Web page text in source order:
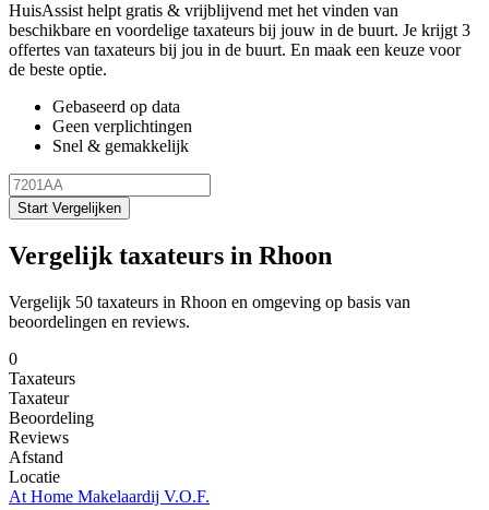
HuisAssist helpt gratis & vrijblijvend met het vinden van
beschikbare en voordelige taxateurs bij jouw in de buurt. Je krijgt 3
offertes van taxateurs bij jou in de buurt. En maak een keuze voor
de beste optie.
Gebaseerd op data
Geen verplichtingen
Snel & gemakkelijk
Start Vergelijken
Vergelijk taxateurs in Rhoon
Vergelijk 50 taxateurs in Rhoon en omgeving op basis van
beoordelingen en reviews.
0
Taxateurs
Taxateur
Beoordeling
Reviews
Afstand
Locatie
At Home Makelaardij V.O.F.